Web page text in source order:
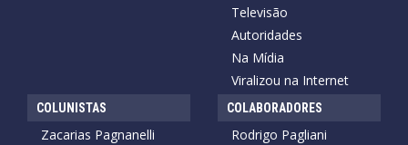
Televisão
Autoridades
Na Mídia
Viralizou na Internet
COLUNISTAS
Zacarias Pagnanelli
COLABORADORES
Rodrigo Pagliani